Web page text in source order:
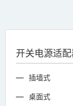
开关电源适
插墙式
桌面式